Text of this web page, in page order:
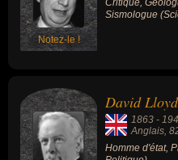
Notez-le !
Critique,
Sismologue
David
1863 -
Anglais,
Homme d'état,